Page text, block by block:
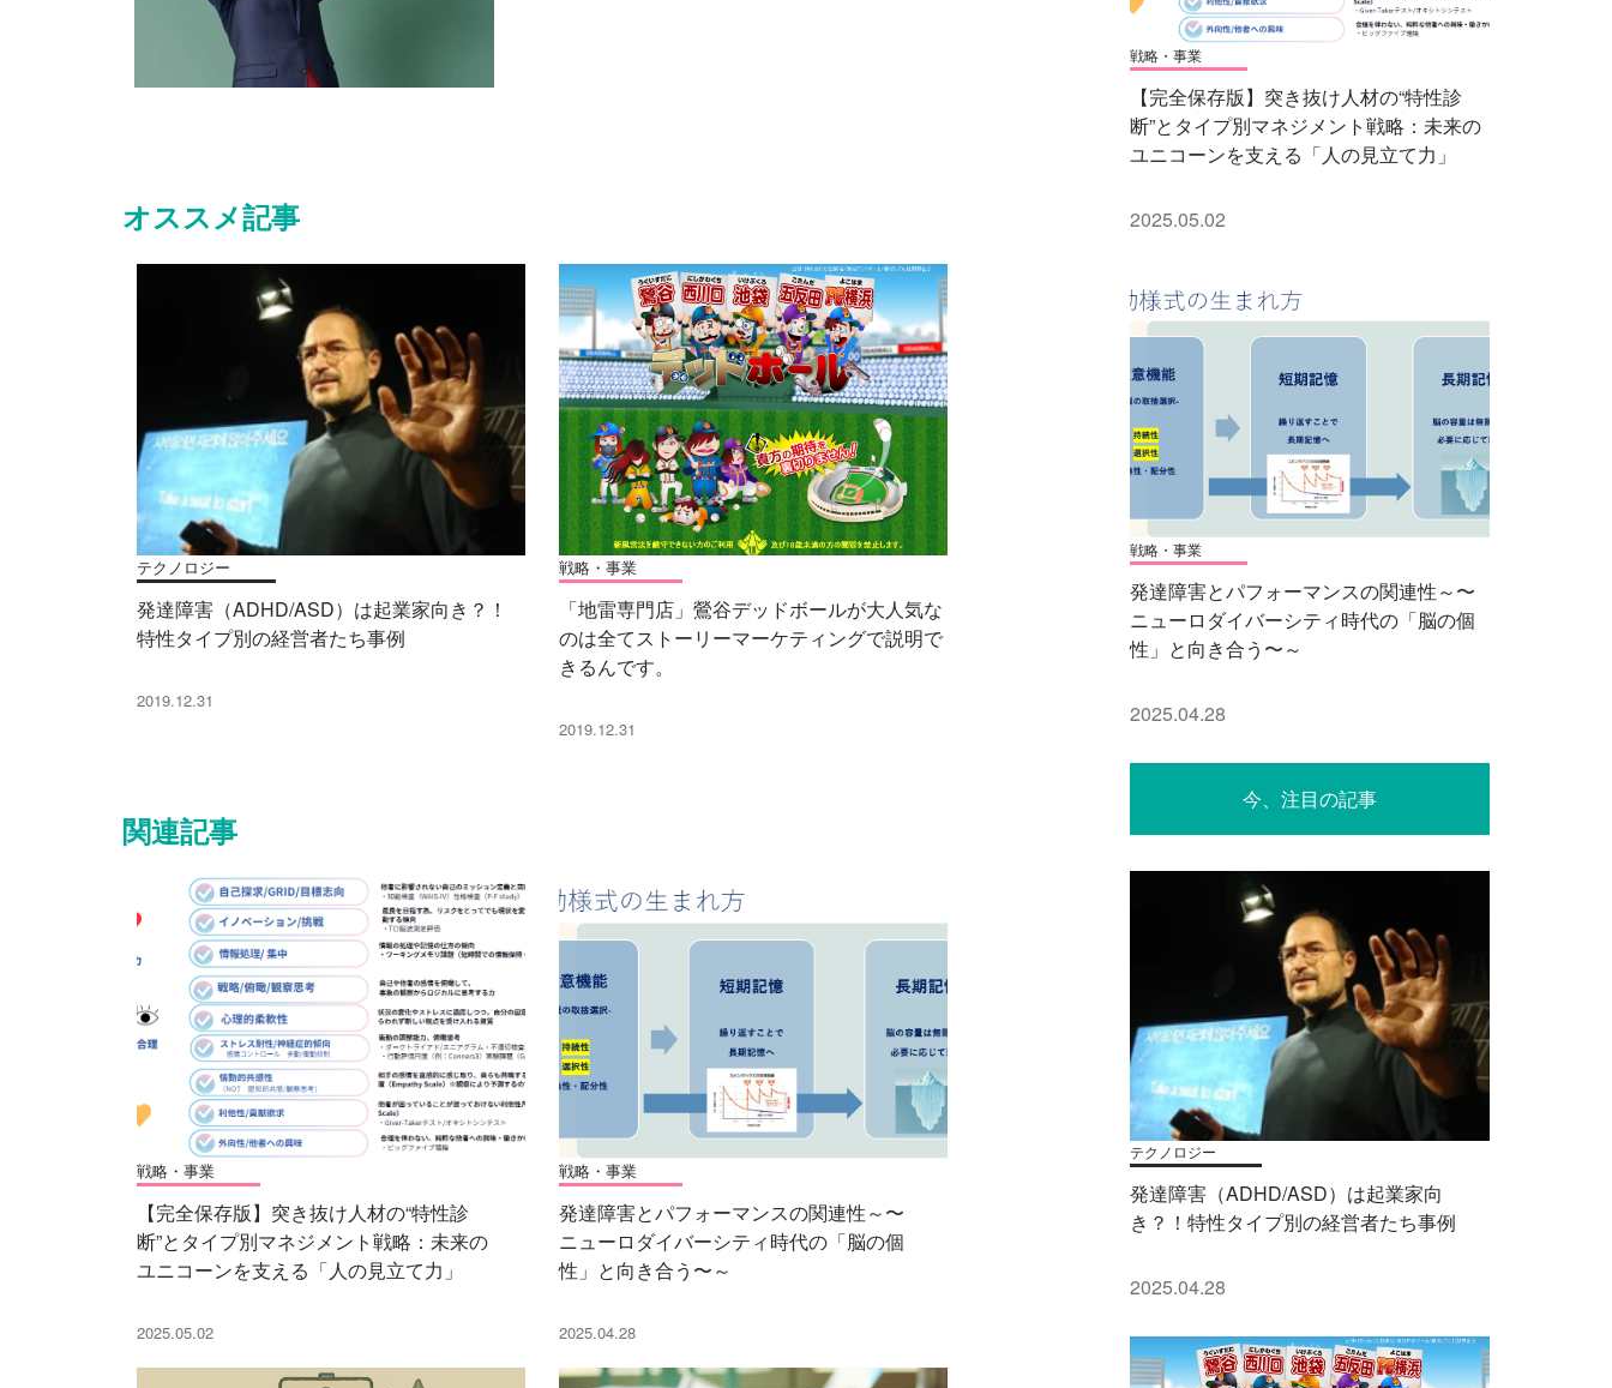
オススメ記事
テクノロジー
発達障害（ADHD/ASD）は起業家向き？！
特性タイプ別の経営者たち事例
2019.12.31
戦略・事業
「地雷専門店」鶯谷デッドボールが大人気な
のは全てストーリーマーケティングで説明で
きるんです。
2019.12.31
関連記事
戦略・事業
【完全保存版】突き抜け人材の“特性診
断”とタイプ別マネジメント戦略：未来の
ユニコーンを支える「人の見立て力」
2025.05.02
戦略・事業
発達障害とパフォーマンスの関連性～〜
ニューロダイバーシティ時代の「脳の個
性」と向き合う〜～
2025.04.28
戦略・事業
【完全保存版】突き抜け人材の“特性診
断”とタイプ別マネジメント戦略：未来の
ユニコーンを支える「人の見立て力」
2025.05.02
戦略・事業
発達障害とパフォーマンスの関連性～〜
ニューロダイバーシティ時代の「脳の個
性」と向き合う〜～
2025.04.28
今、注目の記事
テクノロジー
発達障害（ADHD/ASD）は起業家向
き？！特性タイプ別の経営者たち事例
2025.04.28